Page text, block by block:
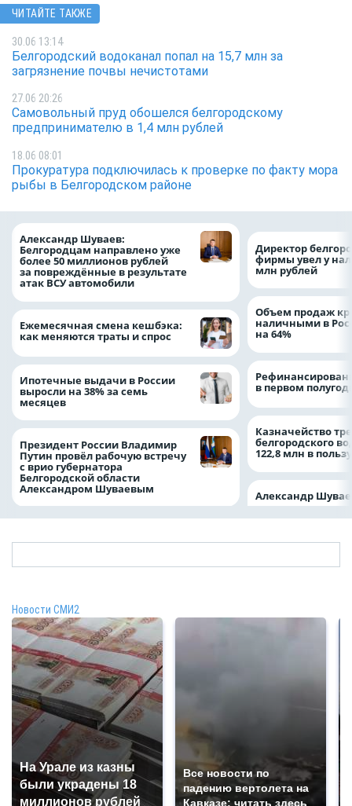
ЧИТАЙТЕ ТАКЖЕ
30.06 13:14
Белгородский водоканал попал на 15,7 млн за
загрязнение почвы нечистотами
27.06 20:26
Самовольный пруд обошелся белгородскому
предпринимателю в 1,4 млн рублей
18.06 08:01
Прокуратура подключилась к проверке по факту мора
рыбы в Белгородском районе
Александр Шуваев:
Белгородцам направлено уже
более 50 миллионов рублей
за повреждённые в результате
атак ВСУ автомобили
Ежемесячная смена кешбэка:
как меняются траты и спрос
Ипотечные выдачи в России
выросли на 38% за семь
месяцев
Президент России Владимир
Путин провёл рабочую встречу
с врио губернатора
Белгородской области
Александром Шуваевым
Директор
фирмы увел у
млн рублей
Объем продаж
наличными в
на 64%
в первом
Казначейство
белгородского
122,8 млн в
Александр
Новости СМИ2
На Урале из казны
были украдены 18
миллионов рублей
Все новости по
падению вертолета на
Кавказе: читать здесь